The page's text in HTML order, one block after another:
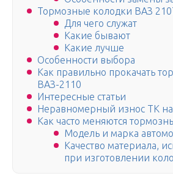
Тормозные колодки ВАЗ
Для чего служат
Какие бывают
Какие лучше
Особенности выбора
Как правильно прокачать
ВАЗ-2110
Интересные статьи
Неравномерный износ ТК
Как часто меняются
Модель и марка
Качество материала,
при изготовлении